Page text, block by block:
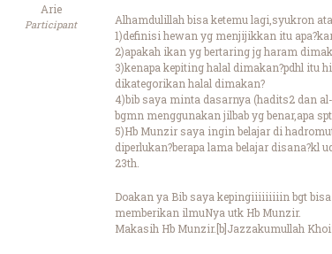
Arie
Participant
Alhamdulillah bisa ketemu lagi,syukron
1)definisi hewan yg menjijikkan itu
2)apakah ikan yg bertaring jg haram
3)kenapa kepiting halal dimakan?pdhl itu
dikategorikan halal dimakan?
4)bib saya minta dasarnya (hadits2 dan
bgmn menggunakan jilbab yg benar,apa
5)Hb Munzir saya ingin belajar di
diperlukan?berapa lama belajar disana?kl
23th.
Doakan ya Bib saya kepingiiiiiiiiin bgt
memberikan ilmuNya utk Hb Munzir.
Makasih Hb Munzir.[b]Jazzakumullah